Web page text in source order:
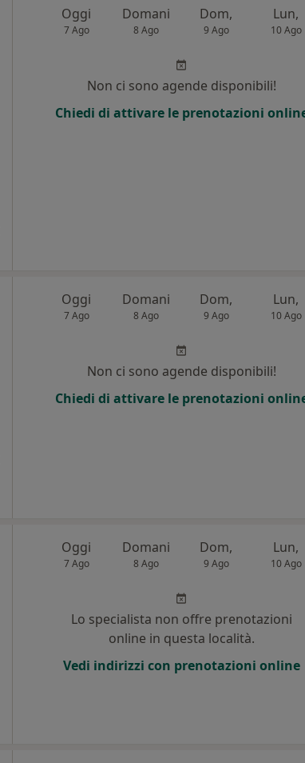
Oggi
7 Ago
Domani
8 Ago
Dom,
9 Ago
Lun,
10 Ago
Non ci sono agende disponibili!
Chiedi di attivare le prenotazioni
Oggi
7 Ago
Domani
8 Ago
Dom,
9 Ago
Lun,
10 Ago
Non ci sono agende disponibili!
Chiedi di attivare le prenotazioni
Oggi
7 Ago
Domani
8 Ago
Dom,
9 Ago
Lun,
10 Ago
Lo specialista non offre prenotazioni
online in questa località.
Vedi indirizzi con prenotazioni online